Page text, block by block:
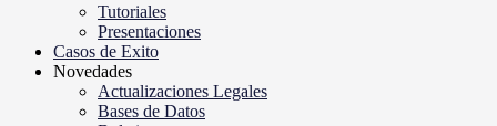
Tutoriales
Presentaciones
Casos de Exito
Novedades
Actualizaciones Legales
Bases de Datos